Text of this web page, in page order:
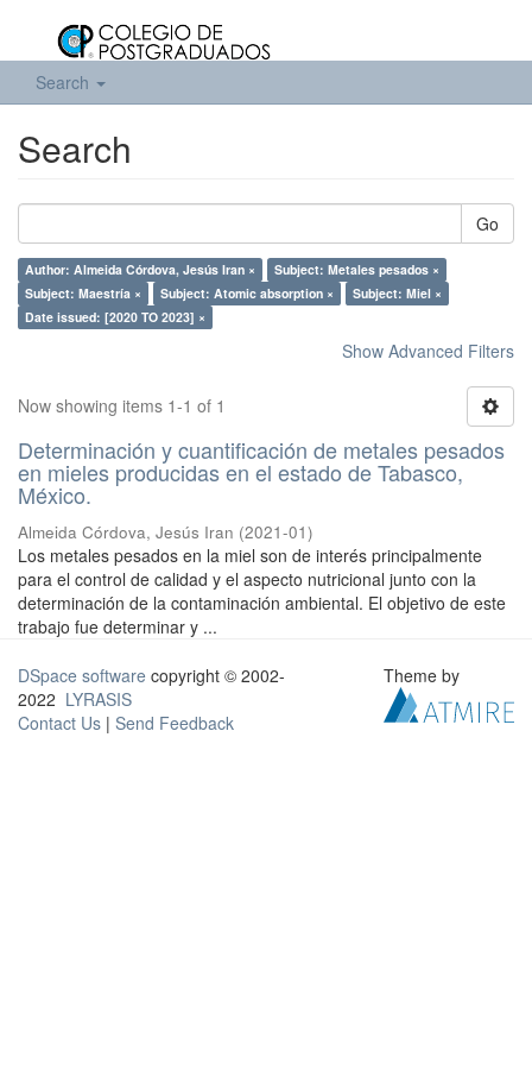
Search
Search
Go
Author: Almeida Córdova, Jesús Iran ×
Subject: Metales pesados ×
Subject: Maestría ×
Subject: Atomic absorption ×
Subject: Miel ×
Date issued: [2020 TO 2023] ×
Show Advanced Filters
Now showing items 1-1 of 1
Determinación y cuantificación de metales pesados
en mieles producidas en el estado de Tabasco,
México.
Almeida Córdova, Jesús Iran (2021-01)
Los metales pesados en la miel son de interés principalmente
para el control de calidad y el aspecto nutricional junto con la
determinación de la contaminación ambiental. El objetivo de este
trabajo fue determinar y ...
DSpace software copyright © 2002-
2022 LYRASIS
Contact Us | Send Feedback
Theme by